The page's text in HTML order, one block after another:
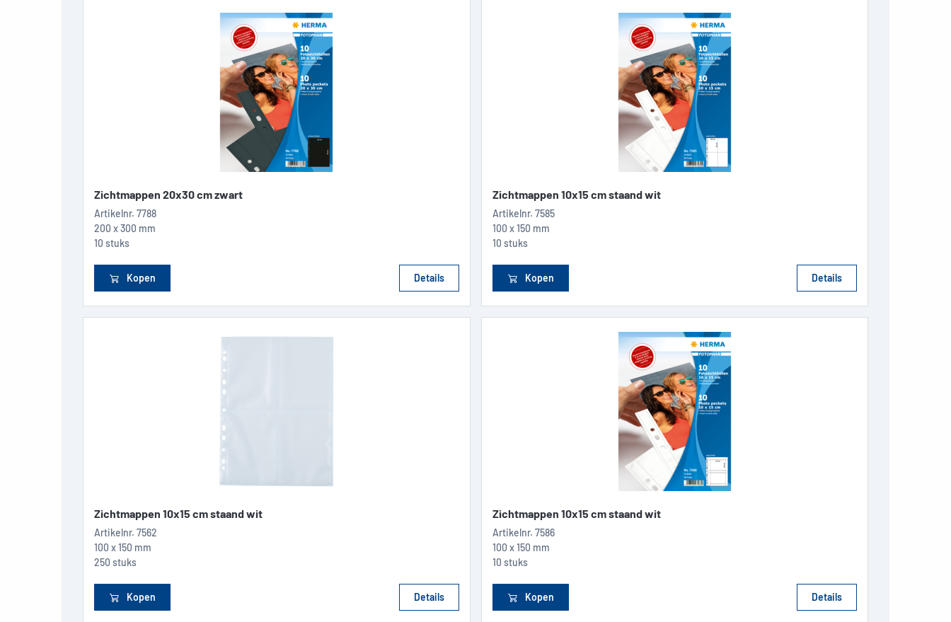
Zichtmappen 20x30 cm zwart
Artikelnr. 7788
200 x 300 mm
10 stuks
Kopen Details
Zichtmappen 10x15 cm staand wit
Artikelnr. 7585
100 x 150 mm
10 stuks
Kopen Details
Zichtmappen 10x15 cm staand wit
Artikelnr. 7562
100 x 150 mm
250 stuks
Kopen Details
Zichtmappen 10x15 cm staand wit
Artikelnr. 7586
100 x 150 mm
10 stuks
Kopen Details